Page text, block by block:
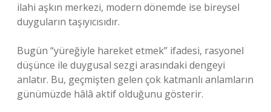
ilahi aşkın merkezi, modern dönemde ise bireysel
duyguların taşıyıcısıdır.
Bugün “yüreğiyle hareket etmek” ifadesi, rasyonel
düşünce ile duygusal sezgi arasındaki dengeyi
anlatır. Bu, geçmişten gelen çok katmanlı anlamların
günümüzde hâlâ aktif olduğunu gösterir.